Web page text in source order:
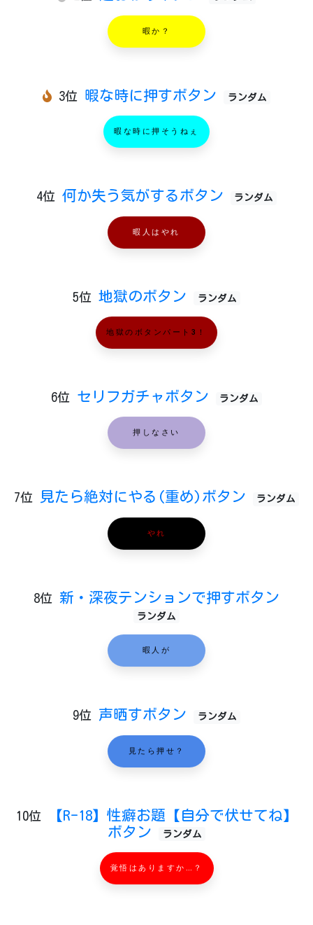
暇か？
3位 暇な時に押すボタン ランダム
暇な時に押そうねぇ
4位 何か失う気がするボタン ランダム
暇人はやれ
5位 地獄のボタン ランダム
地獄のボタンパート3！
6位 セリフガチャボタン ランダム
押しなさい
7位 見たら絶対にやる(重め)ボタン ランダム
やれ
8位 新・深夜テンションで押すボタン
ランダム
暇人が
9位 声晒すボタン ランダム
見たら押せ？
10位
【R-18】性癖お題【自分で伏せてね】
ボタン
ランダム
覚悟はありますか…？